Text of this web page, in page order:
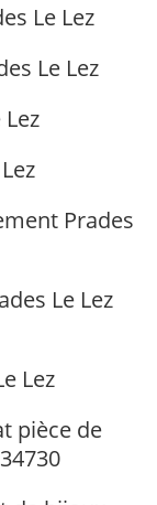
Le Lez
Le Lez
Prades
Le Lez
Lez
pièce de